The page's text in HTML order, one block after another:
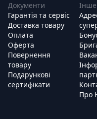
Документи
Гарантія та сервіс
Доставка товару
Оплата
Оферта
Повернення
товару
Подарункові
сертифікати
Інше
Про